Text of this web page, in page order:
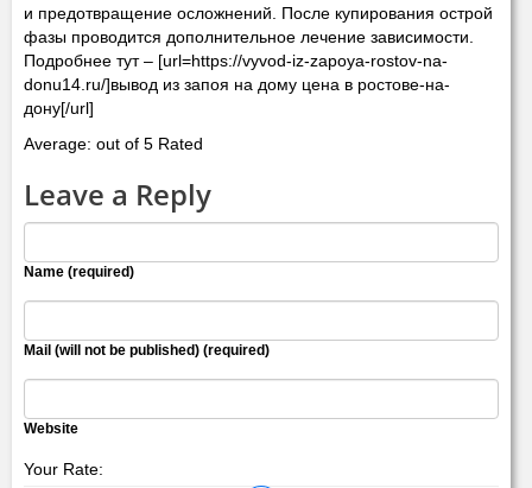
и предотвращение осложнений. После купирования острой
фазы проводится дополнительное лечение зависимости.
Подробнее тут – [url=https://vyvod-iz-zapoya-rostov-na-
donu14.ru/]вывод из запоя на дому цена в ростове-на-
дону[/url]
Average: out of 5 Rated
Leave a Reply
Name (required)
Mail (will not be published) (required)
Website
Your Rate: